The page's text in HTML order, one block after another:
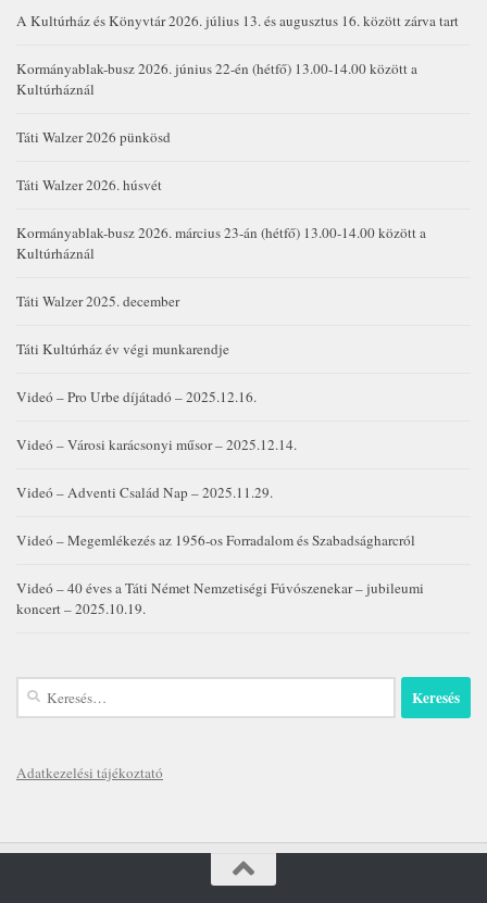
A Kultúrház és Könyvtár 2026. július 13. és augusztus 16. között zárva tart
Kormányablak-busz 2026. június 22-én (hétfő) 13.00-14.00 között a
Kultúrháznál
Táti Walzer 2026 pünkösd
Táti Walzer 2026. húsvét
Kormányablak-busz 2026. március 23-án (hétfő) 13.00-14.00 között a
Kultúrháznál
Táti Walzer 2025. december
Táti Kultúrház év végi munkarendje
Videó – Pro Urbe díjátadó – 2025.12.16.
Videó – Városi karácsonyi műsor – 2025.12.14.
Videó – Adventi Család Nap – 2025.11.29.
Videó – Megemlékezés az 1956-os Forradalom és Szabadságharcról
Videó – 40 éves a Táti Német Nemzetiségi Fúvószenekar – jubileumi
koncert – 2025.10.19.
Keresés:
Adatkezelési tájékoztató